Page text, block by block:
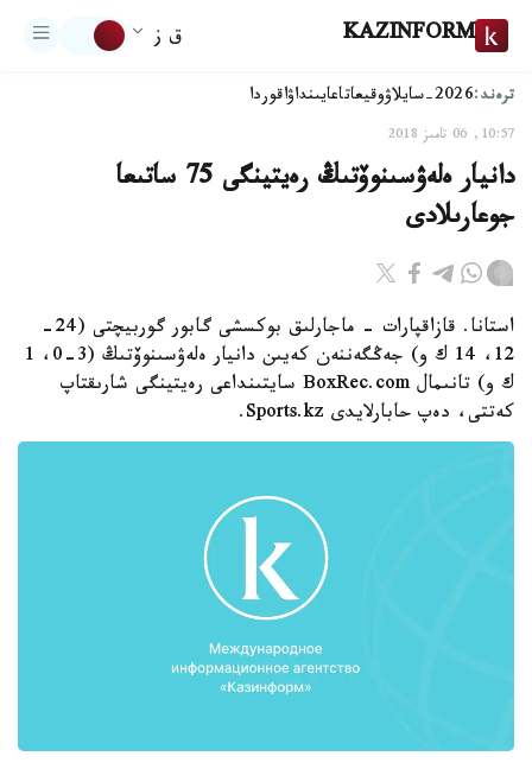
KAZINFORM ق ز
ترەند:2026-سايلاۋ وقيعاتاعايىنداۋاقوردا
10:57, 06 تامىز 2018
دانيار ەلەۋسىنوۆتىڭ رەيتينگى 75 ساتىعا
جوعارىلادى
استانا. قازاقپارات - ماجارلىق بوكسشى گابور گوربيچتى (24-
12، 14 ك و) جەڭگەننەن كەيىن دانيار ەلەۋسىنوۆتىڭ (3-0، 1
ك و) تانىمال BoxRec.com سايتىنداعى رەيتينگى شارىقتاپ
كەتتى، دەپ حابارلايدى Sports.kz.